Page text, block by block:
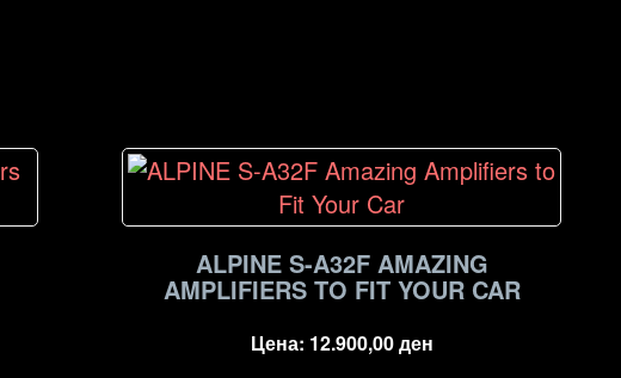
ALPINE S-A32F AMAZING
AMPLIFIERS TO FIT YOUR CAR
Цена: 12.900,00ден